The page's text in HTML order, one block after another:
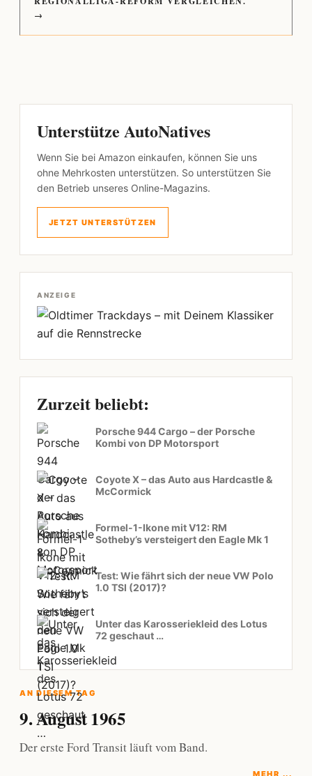
→
Unterstütze AutoNatives
Wenn Sie bei Amazon einkaufen, können Sie uns
ohne Mehrkosten unterstützen. So unterstützen Sie
den Betrieb unseres Online-Magazins.
JETZT UNTERSTÜTZEN
ANZEIGE
Zurzeit beliebt:
Porsche 944 Cargo – der Porsche
Kombi von DP Motorsport
Coyote X – das Auto aus Hardcastle &
McCormick
Formel-1-Ikone mit V12: RM
Sotheby’s versteigert den Eagle Mk 1
Test: Wie fährt sich der neue VW Polo
1.0 TSI (2017)?
Unter das Karosseriekleid des Lotus
72 geschaut …
AN DIESEM TAG
9. August 1965
Der erste Ford Transit läuft vom Band.
MEHR ...